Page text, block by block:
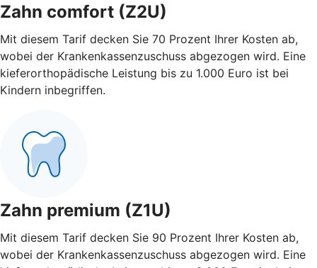
Zahn comfort (Z2U)
Mit diesem Tarif decken Sie 70 Prozent Ihrer Kosten ab,
wobei der Krankenkassenzuschuss abgezogen wird. Eine
kieferorthopädische Leistung bis zu 1.000 Euro ist bei
Kindern inbegriffen.
Zahn premium (Z1U)
Mit diesem Tarif decken Sie 90 Prozent Ihrer Kosten ab,
wobei der Krankenkassenzuschuss abgezogen wird. Eine